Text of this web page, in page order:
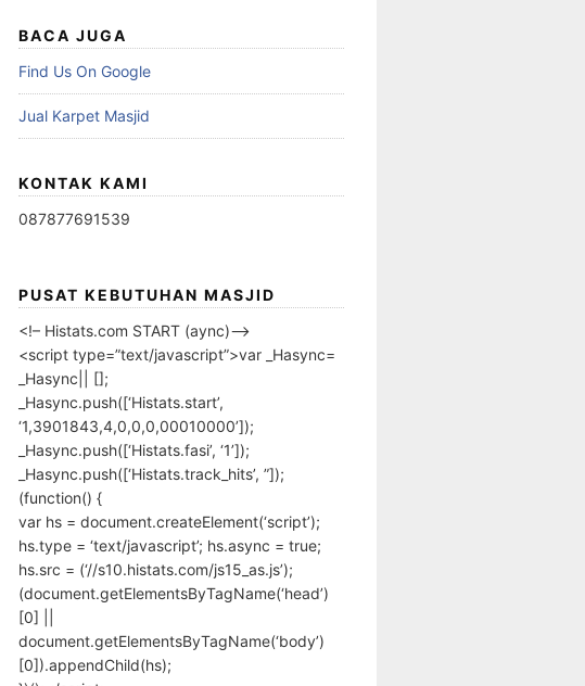
BACA JUGA
Find Us On Google
Jual Karpet Masjid
KONTAK KAMI
087877691539
PUSAT KEBUTUHAN MASJID
<!– Histats.com START (aync)–>
<script type=”text/javascript”>var _Hasync=
_Hasync|| [];
_Hasync.push([‘Histats.start’,
‘1,3901843,4,0,0,0,00010000’]);
_Hasync.push([‘Histats.fasi’, ‘1’]);
_Hasync.push([‘Histats.track_hits’, ”]);
(function() {
var hs = document.createElement(‘script’);
hs.type = ‘text/javascript’; hs.async = true;
hs.src = (‘//s10.histats.com/js15_as.js’);
(document.getElementsByTagName(‘head’)
[0] ||
document.getElementsByTagName(‘body’)
[0]).appendChild(hs);